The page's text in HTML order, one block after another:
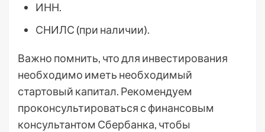
ИНН.
СНИЛС (при наличии).
Важно помнить, что для инвестирования
необходимо иметь необходимый
стартовый капитал. Рекомендуем
проконсультироваться с финансовым
консультантом Сбербанка, чтобы